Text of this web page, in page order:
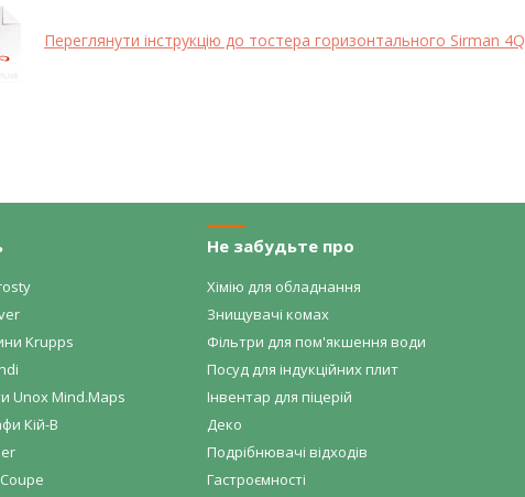
Переглянути інструкцію до тостера горизонтального Sirman 4Q
Krupps
Unox Mind.Maps
Кій-В
Не забудьте про
Хімію для обладнання
Знищувачі комах
Фільтри для пом'якшення води
Посуд для індукційних плит
Інвентар для піцерій
Деко
Подрібнювачі відходів
Гастроємності